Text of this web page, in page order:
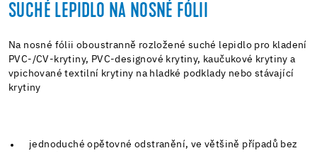
SUCHÉ LEPIDLO NA NOSNÉ FÓLII
Na nosné fólii oboustranně rozložené suché lepidlo pro kladení
PVC-/CV-krytiny, PVC-designové krytiny, kaučukové krytiny a
vpichované textilní krytiny na hladké podklady nebo stávající
krytiny
jednoduché opětovné odstranění, ve většině případů bez